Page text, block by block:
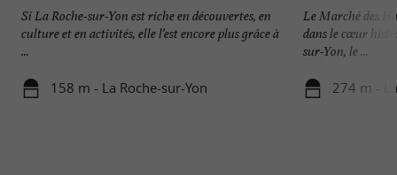
Si La Roche-sur-Yon est riche en découvertes, en
culture et en activités, elle l’est encore plus grâce à
...
158 m - La Roche-sur-Yon
Le Marché des
dans le cœur
sur-Yon, le ...
274 m -